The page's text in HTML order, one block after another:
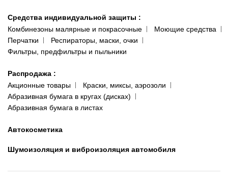
Средства индивидуальной защиты :
Комбинезоны малярные и покрасочные
Моющие средства
Перчатки
Респираторы, маски, очки
Фильтры, предфильтры и пыльники
Распродажа :
Акционные товары
Краски, миксы, аэрозоли
Абразивная бумага в кругах (дисках)
Абразивная бумага в листах
Автокосметика
Шумоизоляция и виброизоляция автомобиля